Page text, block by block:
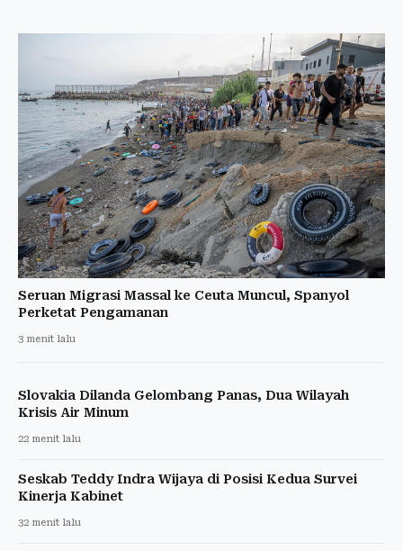
Seruan Migrasi Massal ke Ceuta Muncul, Spanyol
Perketat Pengamanan
3 menit lalu
Slovakia Dilanda Gelombang Panas, Dua Wilayah
Krisis Air Minum
22 menit lalu
Seskab Teddy Indra Wijaya di Posisi Kedua Survei
Kinerja Kabinet
32 menit lalu